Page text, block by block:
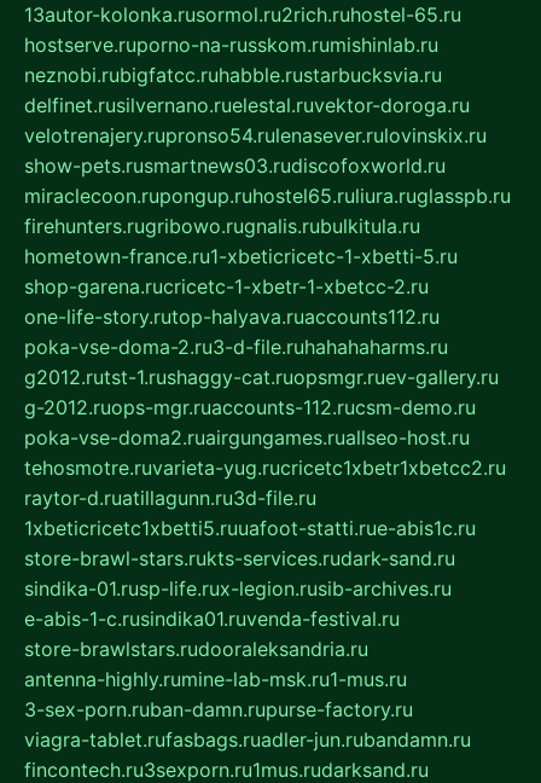
13autor-kolonka.rusormol.ru2rich.ruhostel-65.ru
hostserve.ruporno-na-russkom.rumishinlab.ru
neznobi.rubigfatcc.ruhabble.rustarbucksvia.ru
delfinet.rusilvernano.ruelestal.ruvektor-doroga.ru
velotrenajery.rupronso54.rulenasever.rulovinskix.ru
show-pets.rusmartnews03.rudiscofoxworld.ru
miraclecoon.rupongup.ruhostel65.ruliura.ruglasspb.ru
firehunters.rugribowo.rugnalis.rubulkitula.ru
hometown-france.ru1-xbeticricetc-1-xbetti-5.ru
shop-garena.rucricetc-1-xbetr-1-xbetcc-2.ru
one-life-story.rutop-halyava.ruaccounts112.ru
poka-vse-doma-2.ru3-d-file.ruhahahaharms.ru
g2012.rutst-1.rushaggy-cat.ruopsmgr.ruev-gallery.ru
g-2012.ruops-mgr.ruaccounts-112.rucsm-demo.ru
poka-vse-doma2.ruairgungames.ruallseo-host.ru
tehosmotre.ruvarieta-yug.rucricetc1xbetr1xbetcc2.ru
raytor-d.ruatillagunn.ru3d-file.ru
1xbeticricetc1xbetti5.ruuafoot-statti.rue-abis1c.ru
store-brawl-stars.rukts-services.rudark-sand.ru
sindika-01.rusp-life.rux-legion.rusib-archives.ru
e-abis-1-c.rusindika01.ruvenda-festival.ru
store-brawlstars.rudooraleksandria.ru
antenna-highly.rumine-lab-msk.ru1-mus.ru
3-sex-porn.ruban-damn.rupurse-factory.ru
viagra-tablet.rufasbags.ruadler-jun.rubandamn.ru
fincontech.ru3sexporn.ru1mus.rudarksand.ru